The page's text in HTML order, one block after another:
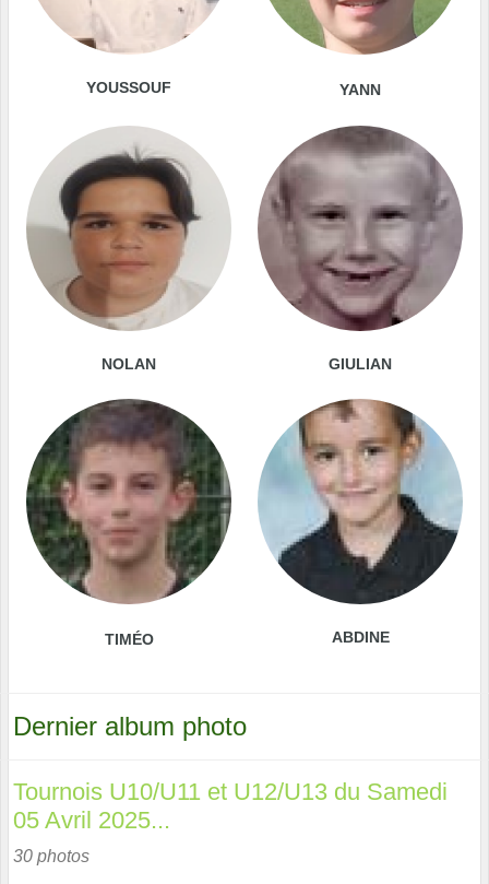
YOUSSOUF YANN
NOLAN GIULIAN
TIMÉO ABDINE
Dernier album photo
Tournois U10/U11 et U12/U13 du Samedi
05 Avril 2025...
30 photos